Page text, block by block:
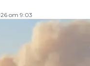
om 9:03